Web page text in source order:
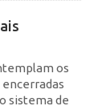
os
sistema de